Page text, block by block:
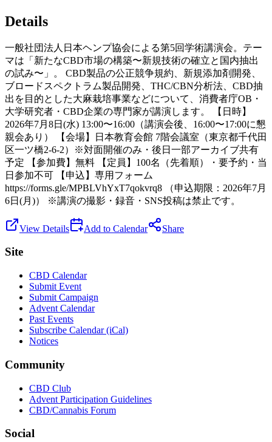
Details
一般社団法人日本ヘンプ協会による第5回学術講演会。テー
マは「新たなCBD市場の構築〜新規技術の確立と国内抽出
の試み〜」。 CBD製品の公正競争規約、新規添加剤開発、
ブロードスペクトラム製品開発、THC/CBN分析法、CBD抽
出を目的とした大麻栽培事業などについて、消費者庁OB・
大学研究者・CBD企業の専門家が講演します。 【日時】
2026年7月8日(水) 13:00〜16:00（講演会後、16:00〜17:00に懇
親会あり） 【会場】日本教育会館 7階会議室（東京都千代田
区一ツ橋2-6-2）※対面開催のみ・後日一部アーカイブ共有
予定 【参加費】無料 【定員】100名（先着順）・要予約・当
日参加不可 【申込】専用フォーム
https://forms.gle/MPBLVhYxT7qokvrq8 （申込期限：2026年7月
6日(月)） ※講演の撮影・録音・SNS投稿は禁止です。
View Details Add to Calendar Share
Site
CBD Calendar
Submit Event
Submit Campaign
Advent Calendar
Past Events
Subscribe Calendar (iCal)
Notices
Community
CBD Club
Advent Participation Guidelines
CBD/Cannabis Forum
Social